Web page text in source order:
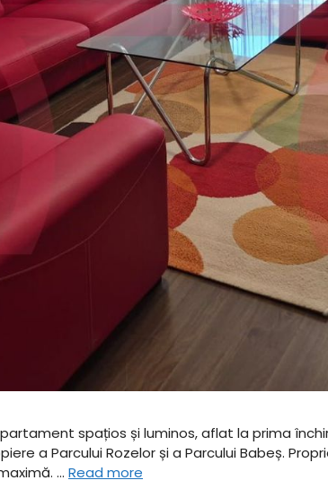
spațios și luminos, aflat la prima
a Parcului Rozelor și a Parcului Babeș.
… Read more